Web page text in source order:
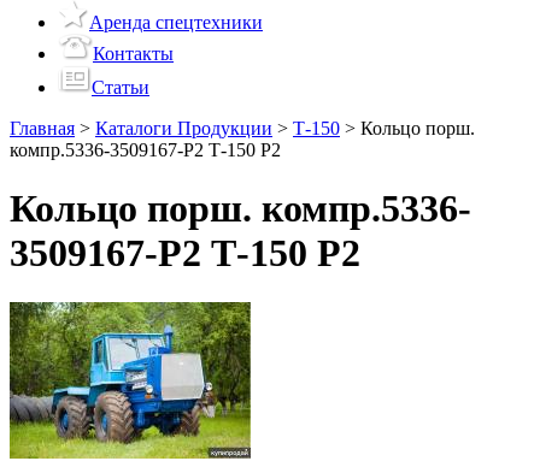
Аренда спецтехники
Контакты
Статьи
Главная > Каталоги Продукции > Т-150 > Кольцо порш.
компр.5336-3509167-Р2 Т-150 Р2
Кольцо порш. компр.5336-
3509167-Р2 Т-150 Р2